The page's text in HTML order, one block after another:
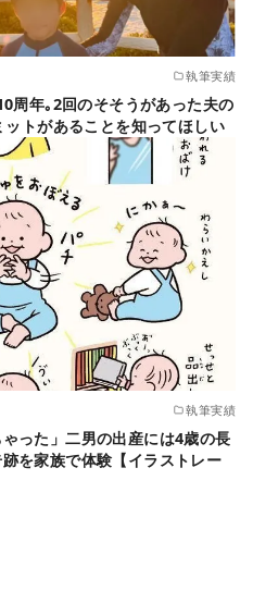
執筆実績
周年｡2回のそそうがあった夫の
トがあることを知ってほしい
執筆実績
った」二男の出産には4歳の長
を家族で体験【イラストレー